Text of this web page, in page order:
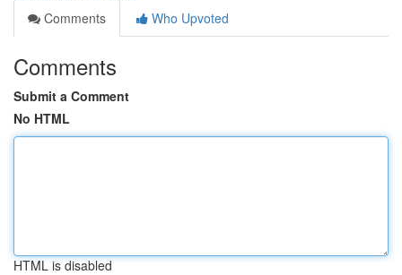
Comments
Who Upvoted
Comments
Submit a Comment
No HTML
HTML is disabled